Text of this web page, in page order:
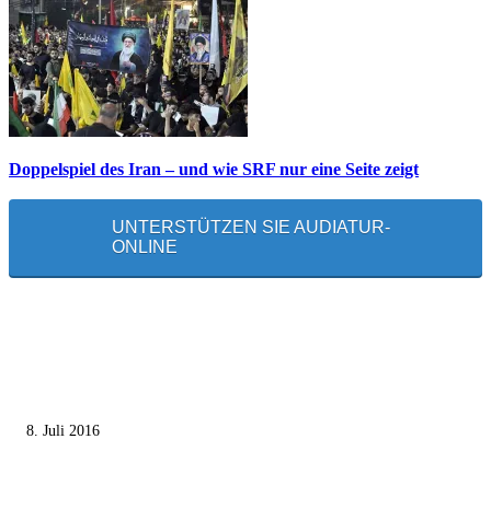
Doppelspiel des Iran – und wie SRF nur eine Seite zeigt
UNTERSTÜTZEN SIE AUDIATUR-
ONLINE
8. Juli 2016